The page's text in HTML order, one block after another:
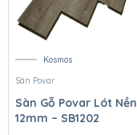
Kosmos
Sàn Povar
Sàn Gỗ Povar Lót Nền
12mm – SB1202